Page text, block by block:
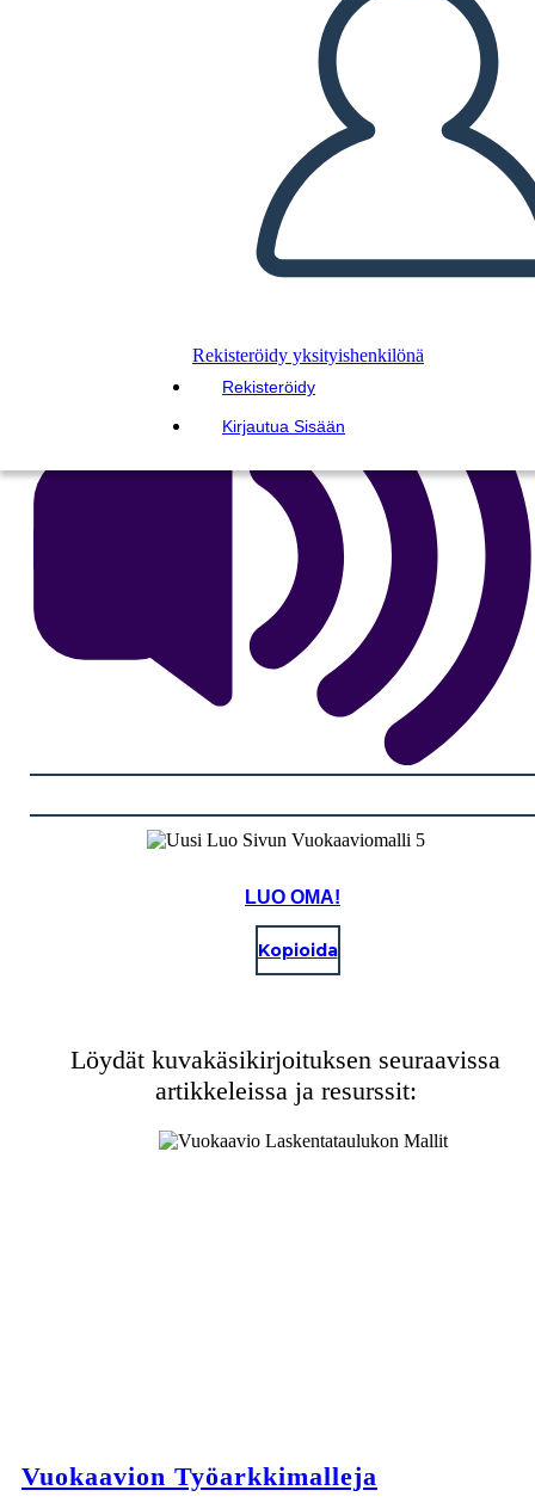
Rekisteröidy yksityishenkilönä
Rekisteröidy
Kirjautua Sisään
Uusi Luo Sivun
Vuokaaviomalli 5
Kopioi tämä kuvakäsikirjoitus
LUO KUVAKÄSIKIRJOITUS
TOISTA DIAESITYS
LUE MINULLE
LUO OMA!
Kopioida
Löydät kuvakäsikirjoituksen seuraavissa
artikkeleissa ja resurssit:
Vuokaavion Työarkkimalleja